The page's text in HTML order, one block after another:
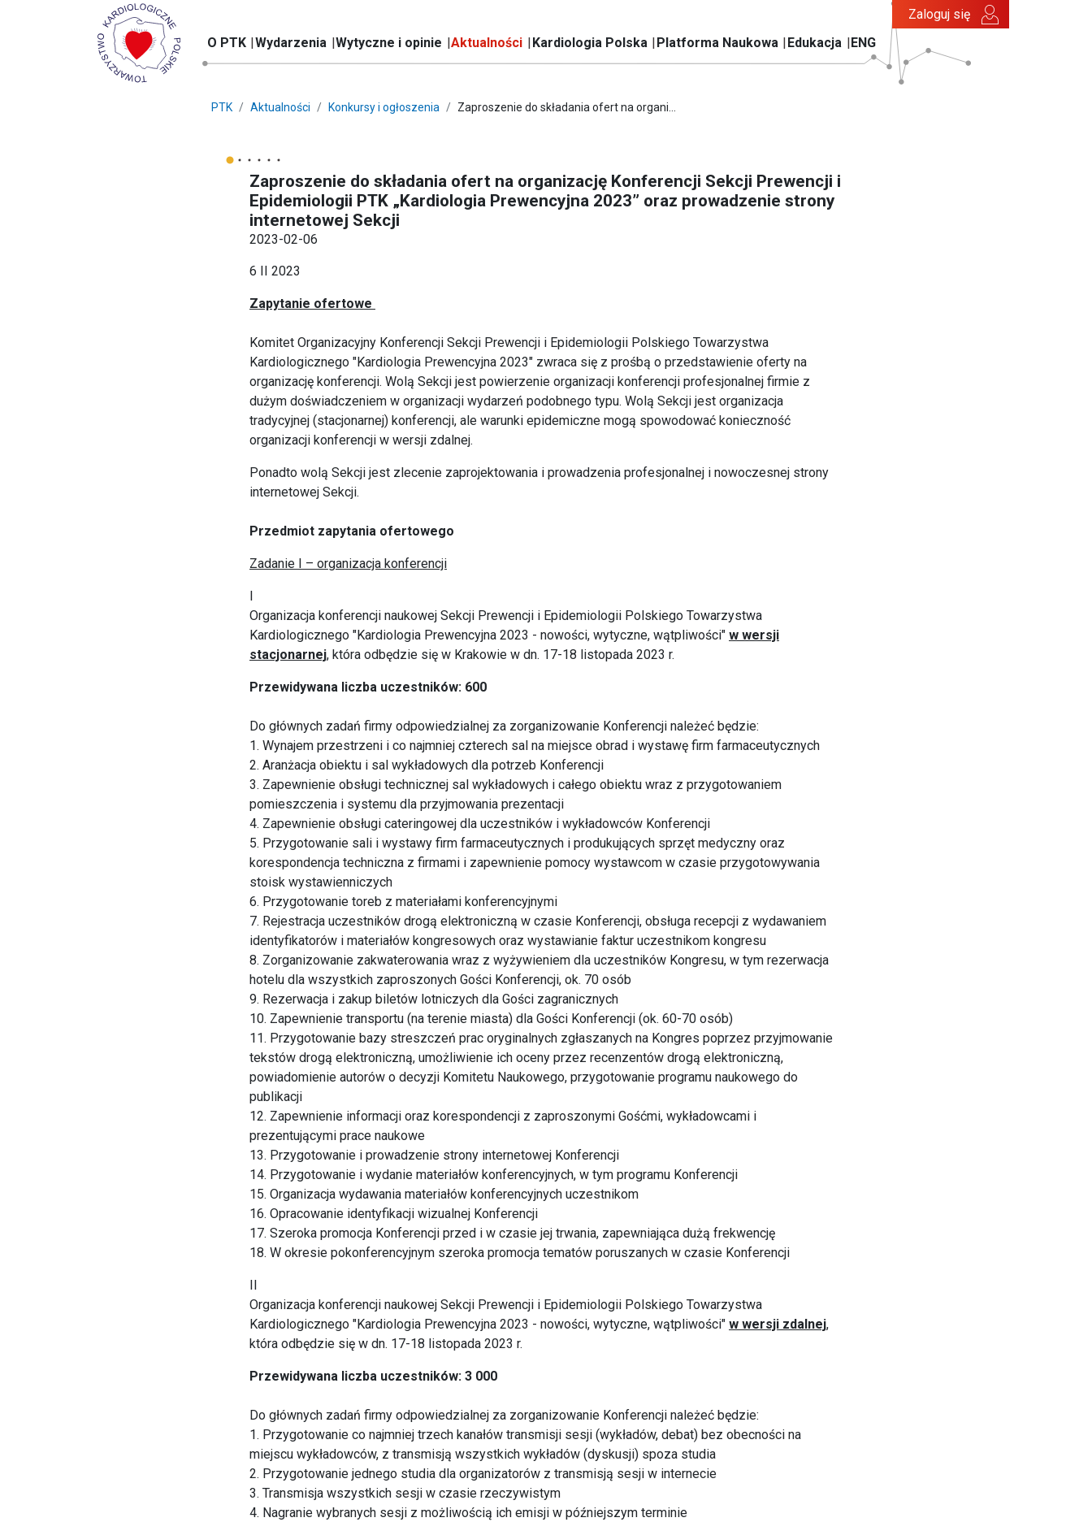
O PTK Wydarzenia Wytyczne i opinie Aktualności Kardiologia Polska Platforma Naukowa Edukacja ENG
Zaloguj się
PTK Aktualności Konkursy i ogłoszenia Zaproszenie do składania ofert na organi...
Zaproszenie do składania ofert na organizację Konferencji Sekcji Prewencji i
Epidemiologii PTK „Kardiologia Prewencyjna 2023” oraz prowadzenie strony
internetowej Sekcji
2023-02-06
6 II 2023
Zapytanie ofertowe
Komitet Organizacyjny Konferencji Sekcji Prewencji i Epidemiologii Polskiego Towarzystwa
Kardiologicznego "Kardiologia Prewencyjna 2023" zwraca się z prośbą o przedstawienie oferty na
organizację konferencji. Wolą Sekcji jest powierzenie organizacji konferencji profesjonalnej firmie z
dużym doświadczeniem w organizacji wydarzeń podobnego typu. Wolą Sekcji jest organizacja
tradycyjnej (stacjonarnej) konferencji, ale warunki epidemiczne mogą spowodować konieczność
organizacji konferencji w wersji zdalnej.
Ponadto wolą Sekcji jest zlecenie zaprojektowania i prowadzenia profesjonalnej i nowoczesnej strony
internetowej Sekcji.
Przedmiot zapytania ofertowego
Zadanie I – organizacja konferencji
Organizacja konferencji naukowej Sekcji Prewencji i Epidemiologii Polskiego Towarzystwa
Kardiologicznego "Kardiologia Prewencyjna 2023 - nowości, wytyczne, wątpliwości" w wersji
stacjonarnej, która odbędzie się w Krakowie w dn. 17-18 listopada 2023 r.
Przewidywana liczba uczestników: 600
Do głównych zadań firmy odpowiedzialnej za zorganizowanie Konferencji należeć będzie:
1. Wynajem przestrzeni i co najmniej czterech sal na miejsce obrad i wystawę firm farmaceutycznych
2. Aranżacja obiektu i sal wykładowych dla potrzeb Konferencji
3. Zapewnienie obsługi technicznej sal wykładowych i całego obiektu wraz z przygotowaniem
pomieszczenia i systemu dla przyjmowania prezentacji
4. Zapewnienie obsługi cateringowej dla uczestników i wykładowców Konferencji
5. Przygotowanie sali i wystawy firm farmaceutycznych i produkujących sprzęt medyczny oraz
korespondencja techniczna z firmami i zapewnienie pomocy wystawcom w czasie przygotowywania
stoisk wystawienniczych
6. Przygotowanie toreb z materiałami konferencyjnymi
7. Rejestracja uczestników drogą elektroniczną w czasie Konferencji, obsługa recepcji z wydawaniem
identyfikatorów i materiałów kongresowych oraz wystawianie faktur uczestnikom kongresu
8. Zorganizowanie zakwaterowania wraz z wyżywieniem dla uczestników Kongresu, w tym rezerwacja
hotelu dla wszystkich zaproszonych Gości Konferencji, ok. 70 osób
9. Rezerwacja i zakup biletów lotniczych dla Gości zagranicznych
10. Zapewnienie transportu (na terenie miasta) dla Gości Konferencji (ok. 60-70 osób)
11. Przygotowanie bazy streszczeń prac oryginalnych zgłaszanych na Kongres poprzez przyjmowanie
tekstów drogą elektroniczną, umożliwienie ich oceny przez recenzentów drogą elektroniczną,
powiadomienie autorów o decyzji Komitetu Naukowego, przygotowanie programu naukowego do
publikacji
12. Zapewnienie informacji oraz korespondencji z zaproszonymi Gośćmi, wykładowcami i
prezentującymi prace naukowe
13. Przygotowanie i prowadzenie strony internetowej Konferencji
14. Przygotowanie i wydanie materiałów konferencyjnych, w tym programu Konferencji
15. Organizacja wydawania materiałów konferencyjnych uczestnikom
16. Opracowanie identyfikacji wizualnej Konferencji
17. Szeroka promocja Konferencji przed i w czasie jej trwania, zapewniająca dużą frekwencję
18. W okresie pokonferencyjnym szeroka promocja tematów poruszanych w czasie Konferencji
Organizacja konferencji naukowej Sekcji Prewencji i Epidemiologii Polskiego Towarzystwa
Kardiologicznego "Kardiologia Prewencyjna 2023 - nowości, wytyczne, wątpliwości" w wersji zdalnej,
która odbędzie się w dn. 17-18 listopada 2023 r.
Przewidywana liczba uczestników: 3 000
Do głównych zadań firmy odpowiedzialnej za zorganizowanie Konferencji należeć będzie:
1. Przygotowanie co najmniej trzech kanałów transmisji sesji (wykładów, debat) bez obecności na
miejscu wykładowców, z transmisją wszystkich wykładów (dyskusji) spoza studia
2. Przygotowanie jednego studia dla organizatorów z transmisją sesji w internecie
3. Transmisja wszystkich sesji w czasie rzeczywistym
4. Nagranie wybranych sesji z możliwością ich emisji w późniejszym terminie